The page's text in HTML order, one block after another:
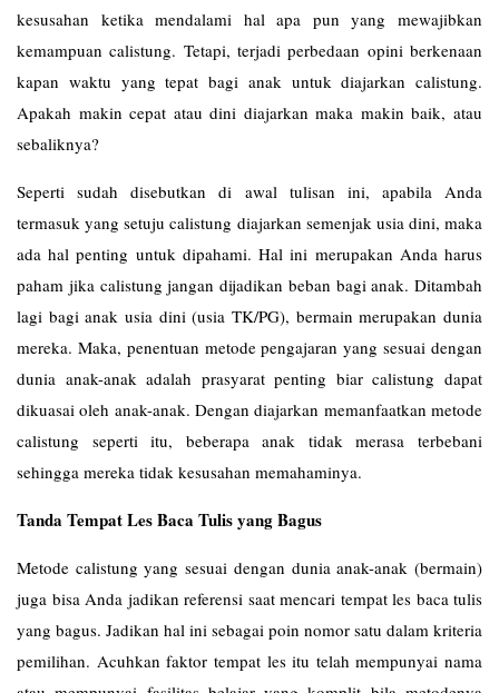
kesusahan ketika mendalami hal apa pun yang mewajibkan
kemampuan calistung. Tetapi, terjadi perbedaan opini berkenaan
kapan waktu yang tepat bagi anak untuk diajarkan calistung.
Apakah makin cepat atau dini diajarkan maka makin baik, atau
sebaliknya?
Seperti sudah disebutkan di awal tulisan ini, apabila Anda
termasuk yang setuju calistung diajarkan semenjak usia dini, maka
ada hal penting untuk dipahami. Hal ini merupakan Anda harus
paham jika calistung jangan dijadikan beban bagi anak. Ditambah
lagi bagi anak usia dini (usia TK/PG), bermain merupakan dunia
mereka. Maka, penentuan metode pengajaran yang sesuai dengan
dunia anak-anak adalah prasyarat penting biar calistung dapat
dikuasai oleh anak-anak. Dengan diajarkan memanfaatkan metode
calistung seperti itu, beberapa anak tidak merasa terbebani
sehingga mereka tidak kesusahan memahaminya.
Tanda Tempat Les Baca Tulis yang Bagus
Metode calistung yang sesuai dengan dunia anak-anak (bermain)
juga bisa Anda jadikan referensi saat mencari tempat les baca tulis
yang bagus. Jadikan hal ini sebagai poin nomor satu dalam kriteria
pemilihan. Acuhkan faktor tempat les itu telah mempunyai nama